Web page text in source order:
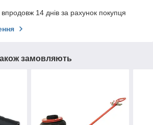
14 днів за рахунок покупця
замовляють